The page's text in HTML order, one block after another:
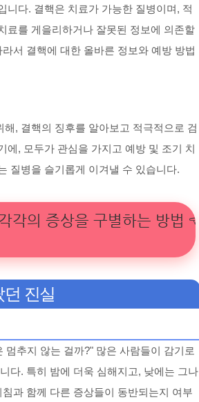
니다. 결핵은 치료가 가능한 질병이며, 적
료를 게을리하거나 잘못된 정보에 의존할
서 결핵에 대한 올바른 정보와 예방 방법
, 결핵의 징후를 알아보고 적극적으로 검
에, 모두가 관심을 가지고 예방 및 조기 치
질병을 슬기롭게 이겨낼 수 있습니다.
각의 증상을 구별하는 방법 👈
진실
추지 않는 걸까?" 많은 사람들이 감기로
다. 특히 밤에 더욱 심해지고, 낮에는 그나
과 함께 다른 증상들이 동반되는지 여부